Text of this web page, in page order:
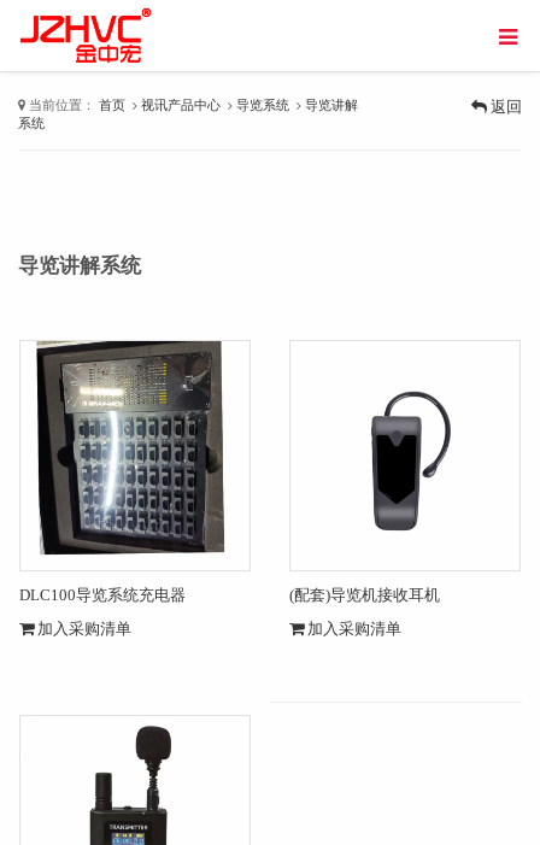
当前位置： 首页 视讯产品中心 导览系统
导览讲解
系统
返回
导览讲解系统
DLC100导览系统充电器
加入采购清单
(配套)导览机接收耳机
加入采购清单